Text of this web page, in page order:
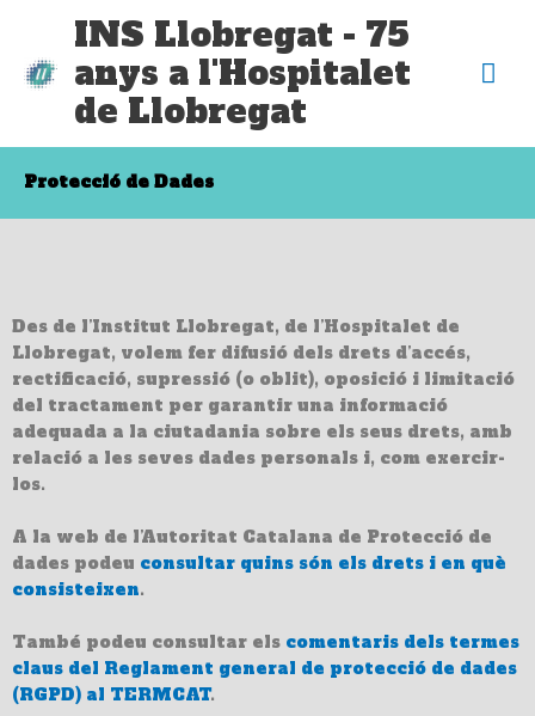
contingut
INS Llobregat - 75
anys a l'Hospitalet
de Llobregat
Protecció de Dades
Des de l’Institut Llobregat, de l’Hospitalet de
Llobregat, volem fer difusió dels drets d’accés,
rectificació, supressió (o oblit), oposició i limitació
del tractament per garantir una informació
adequada a la ciutadania sobre els seus drets, amb
relació a les seves dades personals i, com exercir-
los.
A la web de l’Autoritat Catalana de Protecció de
dades podeu consultar quins són els drets i en què
consisteixen.
També podeu consultar els comentaris dels termes
claus del Reglament general de protecció de dades
(RGPD) al TERMCAT.